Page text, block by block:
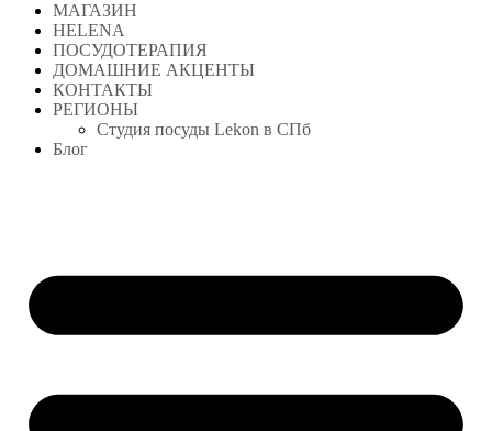
МАГАЗИН
HELENA
ПОСУДОТЕРАПИЯ
ДОМАШНИЕ АКЦЕНТЫ
КОНТАКТЫ
РЕГИОНЫ
Студия посуды Lekon в СПб
Блог